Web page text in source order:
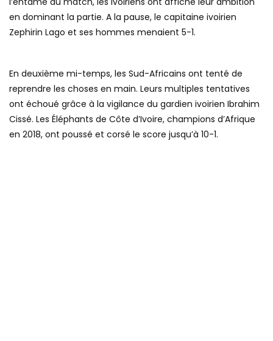
en dominant la partie. A la pause, le capitaine ivoirien
Zephirin Lago et ses hommes menaient 5-1.
En deuxième mi-temps, les Sud-Africains ont tenté de
reprendre les choses en main. Leurs multiples tentatives
ont échoué grâce à la vigilance du gardien ivoirien Ibrahim
Cissé. Les Éléphants de Côte d’Ivoire, champions d’Afrique
en 2018, ont poussé et corsé le score jusqu’à 10-1.